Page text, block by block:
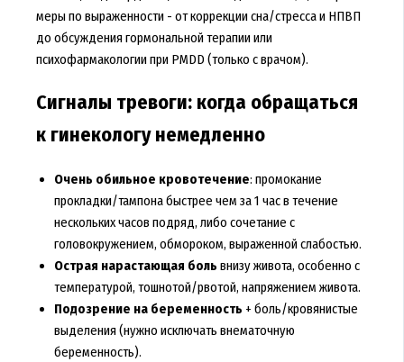
меры по выраженности - от коррекции сна/стресса и НПВП
до обсуждения гормональной терапии или
психофармакологии при PMDD (только с врачом).
Сигналы тревоги: когда обращаться
к гинекологу немедленно
Очень обильное кровотечение: промокание
прокладки/тампона быстрее чем за 1 час в течение
нескольких часов подряд, либо сочетание с
головокружением, обмороком, выраженной слабостью.
Острая нарастающая боль внизу живота, особенно с
температурой, тошнотой/рвотой, напряжением живота.
Подозрение на беременность + боль/кровянистые
выделения (нужно исключать внематочную
беременность).